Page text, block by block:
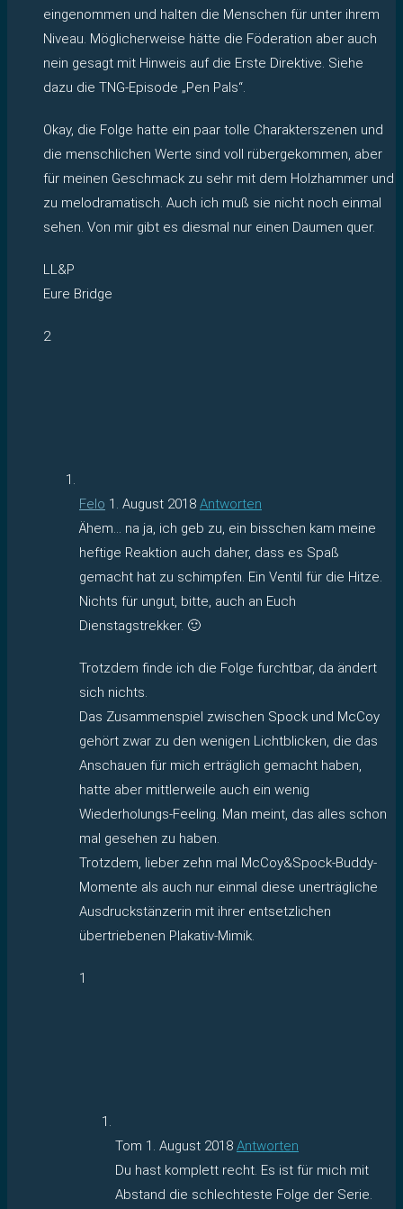
eingenommen und halten die Menschen für unter ihrem
Niveau. Möglicherweise hätte die Föderation aber auch
nein gesagt mit Hinweis auf die Erste Direktive. Siehe
dazu die TNG-Episode „Pen Pals“.
Okay, die Folge hatte ein paar tolle Charakterszenen und
die menschlichen Werte sind voll rübergekommen, aber
für meinen Geschmack zu sehr mit dem Holzhammer und
zu melodramatisch. Auch ich muß sie nicht noch einmal
sehen. Von mir gibt es diesmal nur einen Daumen quer.
LL&P
Eure Bridge
2
Felo 1. August 2018 Antworten
Ähem… na ja, ich geb zu, ein bisschen kam meine
heftige Reaktion auch daher, dass es Spaß
gemacht hat zu schimpfen. Ein Ventil für die Hitze.
Nichts für ungut, bitte, auch an Euch
Dienstagstrekker. 🙂
Trotzdem finde ich die Folge furchtbar, da ändert
sich nichts.
Das Zusammenspiel zwischen Spock und McCoy
gehört zwar zu den wenigen Lichtblicken, die das
Anschauen für mich erträglich gemacht haben,
hatte aber mittlerweile auch ein wenig
Wiederholungs-Feeling. Man meint, das alles schon
mal gesehen zu haben.
Trotzdem, lieber zehn mal McCoy&Spock-Buddy-
Momente als auch nur einmal diese unerträgliche
Ausdruckstänzerin mit ihrer entsetzlichen
übertriebenen Plakativ-Mimik.
1
Tom 1. August 2018 Antworten
Du hast komplett recht. Es ist für mich mit
Abstand die schlechteste Folge der Serie.